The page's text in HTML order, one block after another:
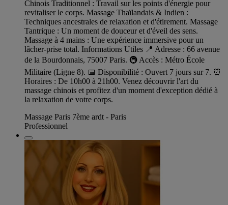
Chinois Traditionnel : Travail sur les points d'énergie pour
revitaliser le corps. Massage Thaïlandais & Indien :
Techniques ancestrales de relaxation et d'étirement. Massage
Tantrique : Un moment de douceur et d'éveil des sens.
Massage à 4 mains : Une expérience immersive pour un
lâcher-prise total. Informations Utiles 📍 Adresse : 66 avenue
de la Bourdonnais, 75007 Paris. 🚇 Accès : Métro École
Militaire (Ligne 8). 📅 Disponibilité : Ouvert 7 jours sur 7. ⏰
Horaires : De 10h00 à 21h00. Venez découvrir l'art du
massage chinois et profitez d'un moment d'exception dédié à
la relaxation de votre corps.
Massage Paris 7ème ardt - Paris
Professionnel